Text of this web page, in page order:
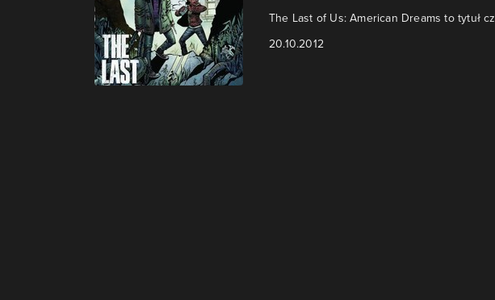
The Last of Us: American Dreams to tytuł
20.10.2012